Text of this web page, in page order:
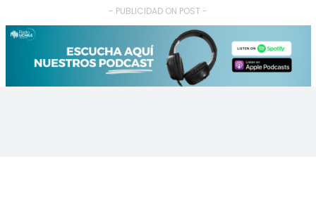
- PUBLICIDAD ON POST -